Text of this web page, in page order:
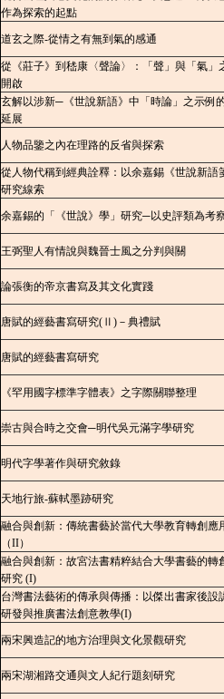
作為探索的起點
道玄之際-從情之有無到氣的感通
從《莊子》到嵇康〈聲論〉：「聲」與「氣」
開啟
玄解以涉新─《世說新語》中「時論」之示例
延展
人物品鑒之內在理路的反省與探索
從人物代稱到經典詮釋：以余嘉錫《世說新語
研究線索
余嘉錫的「《世說》學」研究─以史評類為考
王弼聖人有情說與魏晉士風之分判與關
論張衡的帝京書寫及其文化實踐
唐賦的經藝書寫研究(Ⅱ)－典禮賦
唐賦的經藝書寫研究
《罕用國字標準字體表》之字際關聯整理
崇古與合時之交會─明代吳元滿字學研究
明代字學著作與研究敘錄
天地行旅-蘇軾墨跡研究
融合與創新：傳統書藝於當代大學教育轉創應
（II）
融合與創新：故宮法書精粹結合大學書藝的轉
研究 (I)
台灣書法藝術的傳承與傳播：以傑出書家後設
研發與推廣書法創意教學(I)
兩宋興造記的地方治理與文化景觀研究
兩宋湖湘路交通與文人紀行題刻研究